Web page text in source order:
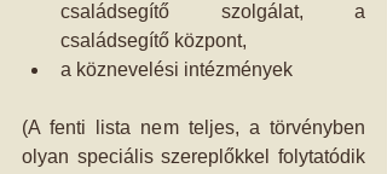
családsegítő szolgálat, a
családsegítő központ,
a köznevelési intézmények
(A fenti lista nem teljes, a törvényben
olyan speciális szereplőkkel folytatódik